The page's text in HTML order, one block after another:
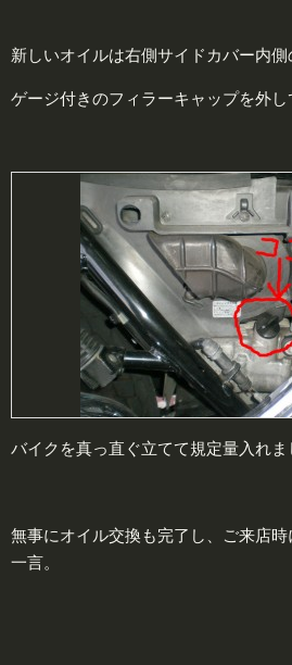
新しいオイルは右側サイドカバー内側
ゲージ付きのフィラーキャップを外し
バイクを真っ直ぐ立てて規定量入れま
無事にオイル交換も完了し、ご来店
一言。